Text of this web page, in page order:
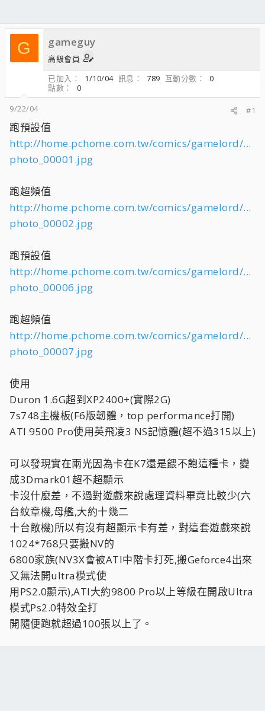
G gameguy
高級會員
已加入
1/10/04 訊息 789 互動分數
0
點數
0
9/22/04
#1
跑預設值
http://home.pchome.com.tw/comics/gamelord/...
photo_00001.jpg
跑超頻值
http://home.pchome.com.tw/comics/gamelord/...
photo_00002.jpg
跑預設值
http://home.pchome.com.tw/comics/gamelord/...
photo_00006.jpg
跑超頻值
http://home.pchome.com.tw/comics/gamelord/...
photo_00007.jpg
使用
Duron 1.6G超到XP2400+(實際2G)
7s748主機板(F6版韌體，top performance打開)
ATI 9500 Pro使用英飛凌3 NS記憶體(超不過315以上)
可以發現實在兩光因為卡在K7還是餵不飽這種卡，變
成3Dmark01超不超顯示
卡沒什麼差，不過對遊戲來說處理資料畢竟比較少(六
台紋章機,母艦,大約十幾二
十台敵機)所以有沒有超顯示卡有差，對這套遊戲來說
1024*768只要搬NV的
6800家族(NV3X會被ATI中階卡打死,搬Geforce4出來
又無法開ultra模式使
用PS2.0顯示),ATI大約9800 Pro以上等級在開啟Ultra
模式Ps2.0特效全打
開隨便跑就超過100張以上了。